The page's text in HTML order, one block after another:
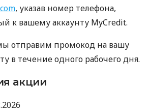
, указав номер телефона,
к вашему аккаунту MyCredit.
отправим промокод на вашу
в течение одного рабочего дня.
акции